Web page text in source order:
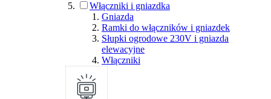
Włączniki i gniazdka
Gniazda
Ramki do włączników i gniazdek
Słupki ogrodowe 230V i gniazda
elewacyjne
Włączniki